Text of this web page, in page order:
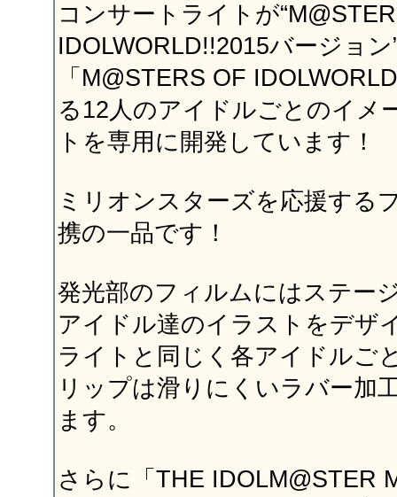
コンサートライトが
IDOLWORLD!!2015バージョ
「M@STERS OF
る12人のアイドルごとのイメ
トを専用に開発しています！
ミリオンスターズを応援する
携の一品です！
発光部のフィルムにはステー
アイドル達のイラストをデザ
ライトと同じく各アイドルご
リップは滑りにくいラバー加
ます。
さらに「THE IDOLM@STER